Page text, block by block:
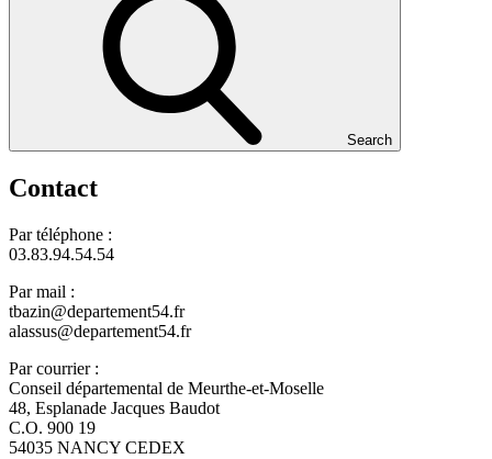
Search
Contact
Par téléphone :
03.83.94.54.54
Par mail :
tbazin@departement54.fr
alassus@departement54.fr
Par courrier :
Conseil départemental de Meurthe-et-Moselle
48, Esplanade Jacques Baudot
C.O. 900 19
54035 NANCY CEDEX